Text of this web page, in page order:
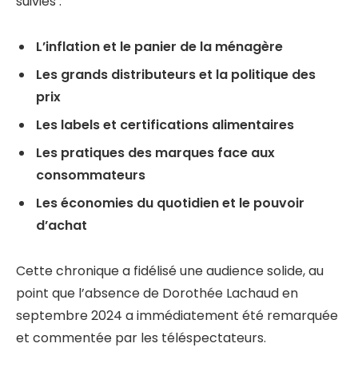
L’inflation et le panier de la ménagère
Les grands distributeurs et la politique des
prix
Les labels et certifications alimentaires
Les pratiques des marques face aux
consommateurs
Les économies du quotidien et le pouvoir
d’achat
Cette chronique a fidélisé une audience solide, au
point que l’absence de Dorothée Lachaud en
septembre 2024 a immédiatement été remarquée
et commentée par les téléspectateurs.